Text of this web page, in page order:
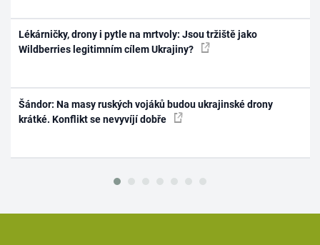
Lékárničky, drony i pytle na mrtvoly: Jsou tržiště jako
Wildberries legitimním cílem Ukrajiny?
Šándor: Na masy ruských vojáků budou ukrajinské drony
krátké. Konflikt se nevyvíjí dobře